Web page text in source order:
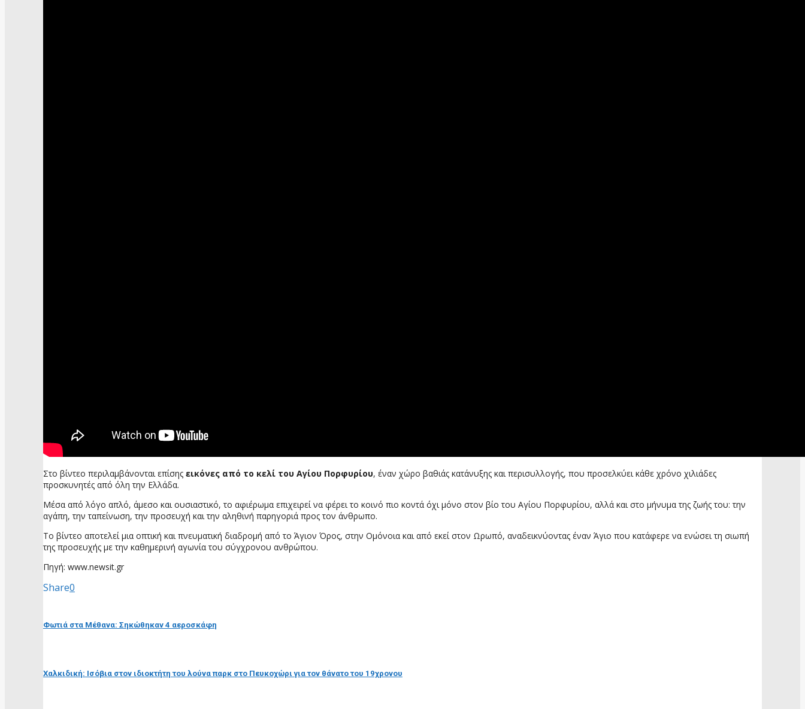
Στο βίντεο περιλαμβάνονται επίσης εικόνες από το κελί του Αγίου Πορφυρίου, έναν χώρο βαθιάς κατάνυξης και περισυλλογής, που προσελκύει κάθε χρόνο χιλιάδες
προσκυνητές από όλη την Ελλάδα.
Μέσα από λόγο απλό, άμεσο και ουσιαστικό, το αφιέρωμα επιχειρεί να φέρει το κοινό πιο κοντά όχι μόνο στον βίο του Αγίου Πορφυρίου, αλλά και στο μήνυμα της ζωής του: την
αγάπη, την ταπείνωση, την προσευχή και την αληθινή παρηγοριά προς τον άνθρωπο.
Το βίντεο αποτελεί μια οπτική και πνευματική διαδρομή από το Άγιον Όρος, στην Ομόνοια και από εκεί στον Ωρωπό, αναδεικνύοντας έναν Άγιο που κατάφερε να ενώσει τη σιωπή
της προσευχής με την καθημερινή αγωνία του σύγχρονου ανθρώπου.
Πηγή: www.newsit.gr
Share0
Φωτιά στα Μέθανα: Σηκώθηκαν 4 αεροσκάφη
Χαλκιδική: Ισόβια στον ιδιοκτήτη του λούνα παρκ στο Πευκοχώρι για τον θάνατο του 19χρονου